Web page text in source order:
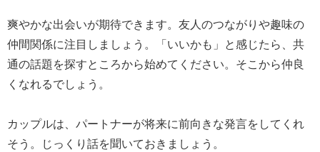
爽やかな出会いが期待できます。友人のつながりや趣味の
仲間関係に注目しましょう。「いいかも」と感じたら、共
通の話題を探すところから始めてください。そこから仲良
くなれるでしょう。
カップルは、パートナーが将来に前向きな発言をしてくれ
そう。じっくり話を聞いておきましょう。